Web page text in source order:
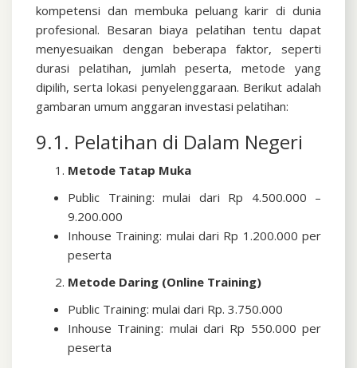
kompetensi dan membuka peluang karir di dunia
profesional. Besaran biaya pelatihan tentu dapat
menyesuaikan dengan beberapa faktor, seperti
durasi pelatihan, jumlah peserta, metode yang
dipilih, serta lokasi penyelenggaraan. Berikut adalah
gambaran umum anggaran investasi pelatihan:
9.1. Pelatihan di Dalam Negeri
Metode Tatap Muka
Public Training: mulai dari Rp 4.500.000 –
9.200.000
Inhouse Training: mulai dari Rp 1.200.000 per
peserta
Metode Daring (Online Training)
Public Training: mulai dari Rp. 3.750.000
Inhouse Training: mulai dari Rp 550.000 per
peserta